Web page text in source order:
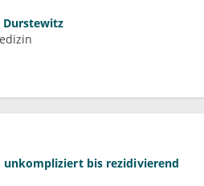
Durstewitz
bis rezidivierend